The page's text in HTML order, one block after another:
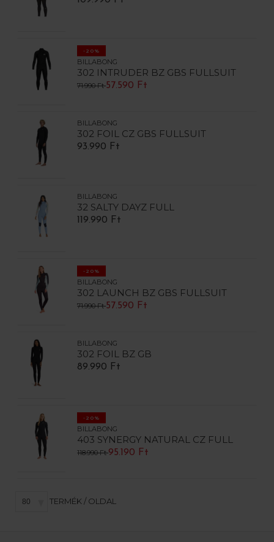
-20%
BILLABONG
302 INTRUDER BZ GBS FULLSUIT
71.990 Ft57.590 Ft
BILLABONG
302 FOIL CZ GBS FULLSUIT
93.990 Ft
BILLABONG
32 SALTY DAYZ FULL
119.990 Ft
-20%
BILLABONG
302 LAUNCH BZ GBS FULLSUIT
71.990 Ft57.590 Ft
BILLABONG
302 FOIL BZ GB
89.990 Ft
-20%
BILLABONG
403 SYNERGY NATURAL CZ FULL
118.990 Ft95.190 Ft
TERMÉK / OLDAL